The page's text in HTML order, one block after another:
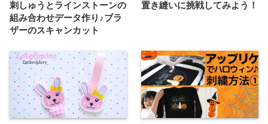
刺しゅうとラインストーンの
組み合わせデータ作り♪ブラ
ザーのスキャンカット
置き縫いに挑戦してみよう！